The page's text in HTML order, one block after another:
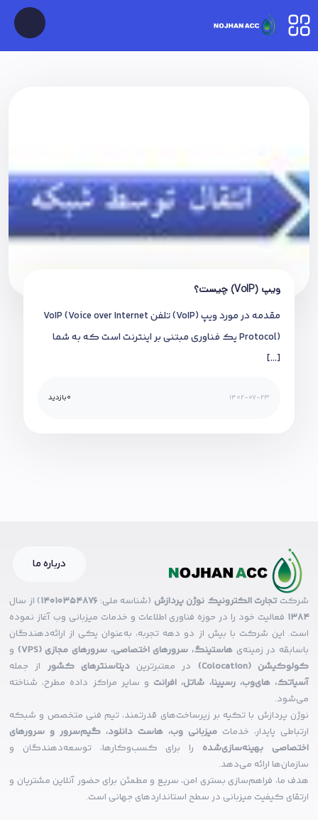
ویپ (VoIP) چیست؟
مقدمه در مورد ویپ (VoIP) تلفن VoIP (Voice over Internet
Protocol) یک فناوری مبتنی بر اینترنت است که به شما
[…]
1402-07-23
0بازدید
درباره ما
شرکت تجارت الکترونیک نوژن پردازش (شناسه ملی: 14010354876) از سال
۱۳۸۴ فعالیت خود را در حوزه فناوری اطلاعات و خدمات میزبانی وب آغاز نموده
است. این شرکت با بیش از دو دهه تجربه، به‌عنوان یکی از ارائه‌دهندگان
باسابقه در زمینه‌ی هاستینگ، سرورهای اختصاصی، سرورهای مجازی (VPS)
و
کولوکیشن (Colocation)
در معتبرتریندیتاسنترهای کشور از جمله
آسیاتک، های‌وب، رسپینا، شاتل، افرانت و سایر مراکز داده مطرح، شناخته
می‌شود.
نوژن پردازش با تکیه بر زیرساخت‌های قدرتمند، تیم فنی متخصص و شبکه
ارتباطی پایدار، خدمات میزبانی وب، هاست دانلود، گیم‌سرور و سرورهای
اختصاصی بهینه‌سازی‌شده را برای کسب‌وکارها، توسعه‌دهندگان و
سازمان‌ها ارائه می‌دهد.
هدف ما، فراهم‌سازی بستری امن، سریع و مطمئن برای حضور آنلاین مشتریان و
ارتقای کیفیت میزبانی در سطح استانداردهای جهانی است.